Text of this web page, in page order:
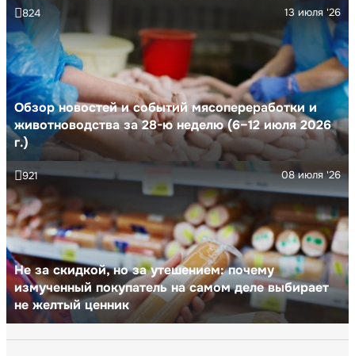
Обзор новостей и событий мясопереработки и
животноводства за 28-ю неделю (6–12 июля 2026
г.)
13 июля '26
824
Не за скидкой, но за утешением: почему
измученный покупатель на самом деле выбирает
не желтый ценник
08 июля '26
921